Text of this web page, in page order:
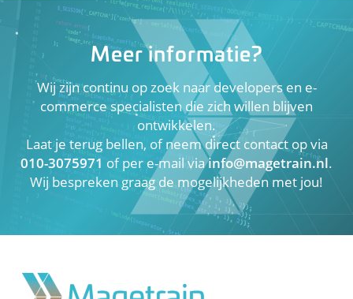
Meer informatie?
Wij zijn continu op zoek naar developers en e-
commerce specialisten die zich willen blijven
ontwikkelen.
Laat je terug bellen, of neem direct contact op via
010-3075971 of per e-mail viainfo@magetrain.nl.
Wij bespreken graag de mogelijkheden met jou!